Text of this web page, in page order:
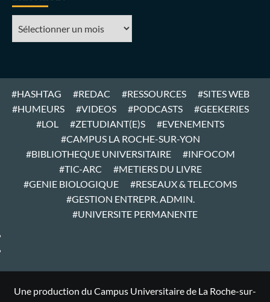
#HASHTAG #REDAC #RESSOURCES
#SITES WEB
#HUMEURS
#VIDEOS #PODCASTS
#GEEKERIES
#LOL
#ZETUDIANT(E)S
#EVENEMENTS
#CAMPUS LA ROCHE-SUR-YON
#BIBLIOTHEQUE UNIVERSITAIRE
#INFOCOM
#TIC-ARC
#METIERS DU LIVRE
#GENIE BIOLOGIQUE
#RESEAUX & TELECOMS
#GESTION ENTREPR. ADMIN.
#UNIVERSITE PERMANENTE
Une production du Campus Universitaire de La Roche-sur-